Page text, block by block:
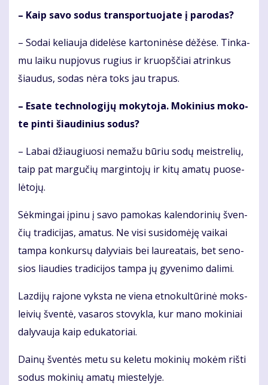
– Kaip sa­vo so­dus trans­por­tuo­ja­te į pa­ro­das?
– So­dai ke­liau­ja di­de­lė­se kar­to­ni­nė­se dė­žė­se. Tin­ka­
mu lai­ku nu­pjo­vus ru­gius ir kruopš­čiai at­rin­kus
šiau­dus, so­das nė­ra toks jau tra­pus.
– Esa­te tech­no­lo­gi­jų mo­ky­to­ja. Mo­ki­nius mo­ko­
te pin­ti šiau­di­nius so­dus?
– La­bai džiau­giuo­si ne­ma­žu bū­riu so­dų meist­re­lių,
taip pat mar­gu­čių mar­gin­to­jų ir ki­tų ama­tų puo­se­
lė­to­jų.
Sėk­min­gai įpi­nu į sa­vo pa­mo­kas ka­len­do­ri­nių šven­
čių tra­di­ci­jas, ama­tus. Ne vi­si su­si­do­mė­ję vai­kai
tam­pa kon­kur­sų da­ly­viais bei lau­re­a­tais, bet se­no­
sios liau­dies tra­di­ci­jos tam­pa jų gy­ve­ni­mo da­li­mi.
Laz­di­jų ra­jo­ne vyks­ta ne vie­na et­no­kul­tū­ri­nė moks­
lei­vių šven­tė, va­sa­ros sto­vyk­la, kur ma­no mo­ki­niai
da­ly­vau­ja kaip edu­ka­to­riai.
Dai­nų šven­tės me­tu su ke­le­tu mo­ki­nių mo­kėm riš­ti
so­dus mo­ki­nių ama­tų mies­te­ly­je.